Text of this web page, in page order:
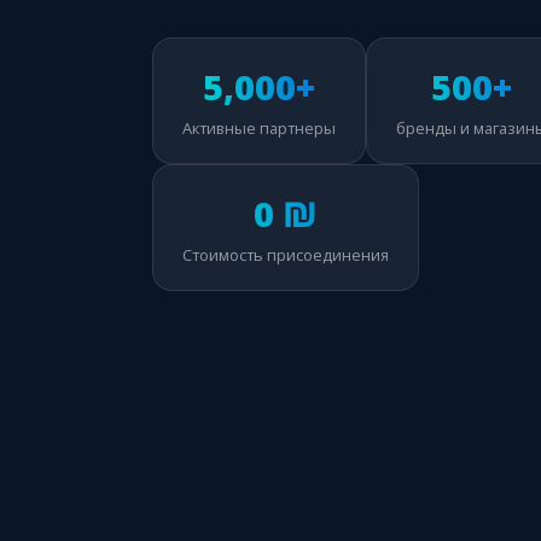
5,000+
Активные партнеры
500+
бренды и
0 ₪
Стоимость присоединения